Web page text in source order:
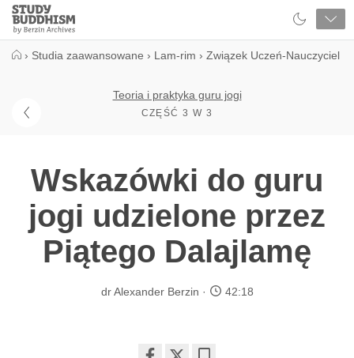
Close
Study
Buddhism
› Studia zaawansowane › Lam-rim › Związek Uczeń-Nauczyciel
Teoria i praktyka guru jogi
CZĘŚĆ 3 W 3
Wskazówki do guru
jogi udzielone przez
Piątego Dalajlamę
dr Alexander Berzin 42:18